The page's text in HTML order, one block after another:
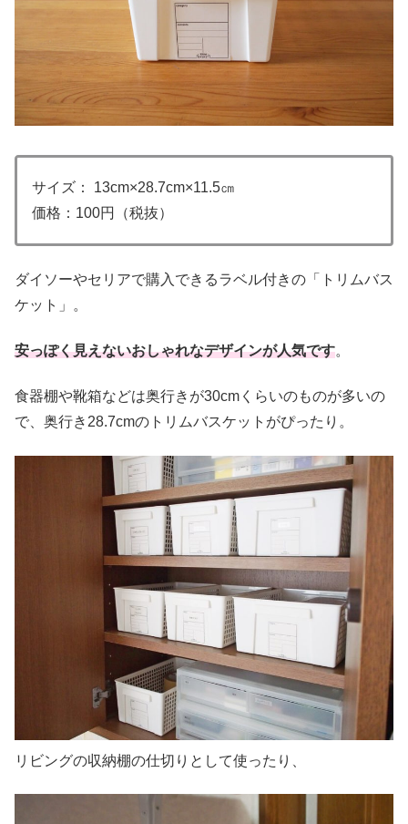
サイズ： 13cm×28.7cm×11.5㎝
価格：100円（税抜）
ダイソーやセリアで購入できるラベル付きの「トリムバス
ケット」。
安っぽく見えないおしゃれなデザインが人気です。
食器棚や靴箱などは奥行きが30cmくらいのものが多いの
で、奥行き28.7cmのトリムバスケットがぴったり。
リビングの収納棚の仕切りとして使ったり、